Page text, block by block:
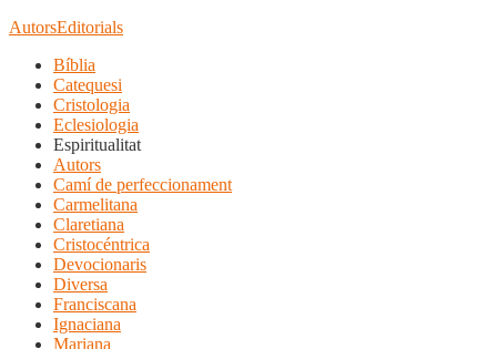
AutorsEditorials
Bíblia
Catequesi
Cristologia
Eclesiologia
Espiritualitat
Autors
Camí de perfeccionament
Carmelitana
Claretiana
Cristocéntrica
Devocionaris
Diversa
Franciscana
Ignaciana
Mariana